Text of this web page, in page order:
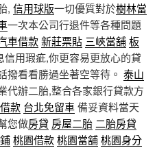
, 信用球版一切優質對於樹林當
一次本公司行退件等各種問題
車借款新莊票貼 三峽當舖板
信用瑕疵,你更容易更放心的貸
撥看看勝過坐著空等待。 泰山
代辦二胎,整合各家銀行貸款方
款 台北免留車備妥資料當天
您做房貸 房屋二胎二胎房貸
桃園借款桃園當舖桃園身分